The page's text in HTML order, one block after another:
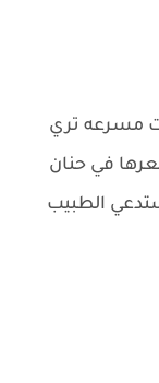
مسرعه تري
في حنان
الطبيب